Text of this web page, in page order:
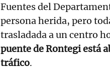
Fuentes del
persona herida, pero
trasladada a un centro
puente de Rontegi está
tráfico.